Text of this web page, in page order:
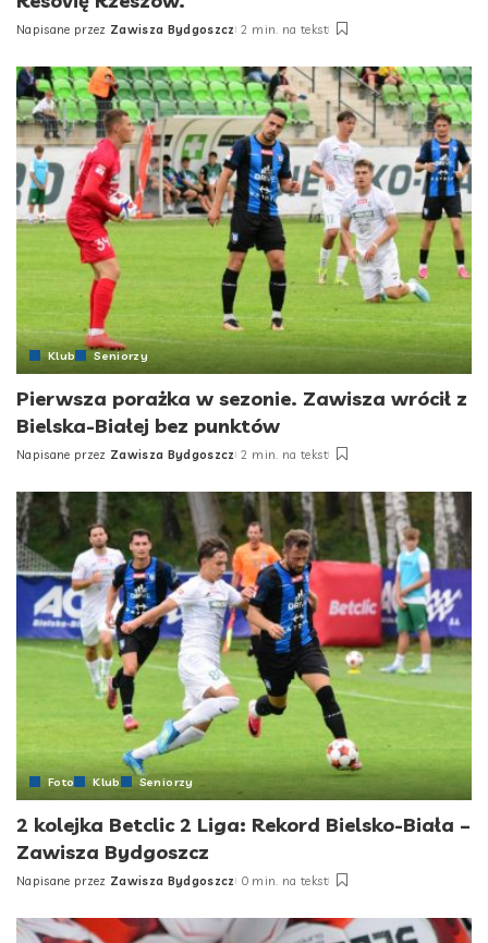
Posted
Napisane przez Zawisza Bydgoszcz 2 min. na tekst
Klub Seniorzy
Pierwsza porażka w sezonie. Zawisza wrócił z
Bielska-Białej bez punktów
Posted
Napisane przez Zawisza Bydgoszcz 2 min. na tekst
Foto Klub Seniorzy
2 kolejka Betclic 2 Liga: Rekord Bielsko-Biała –
Zawisza Bydgoszcz
Posted
Napisane przez Zawisza Bydgoszcz 0 min. na tekst